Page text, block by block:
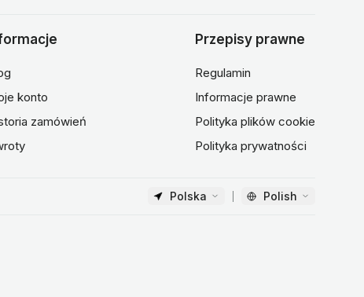
konto
zamówień
Przepisy prawne
Regulamin
Informacje prawne
Polityka plików cookie
Polityka prywatności
Polska Polish